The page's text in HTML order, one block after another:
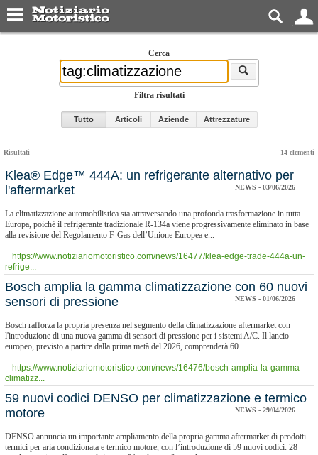
Cerca
Filtra risultati
Tutto Articoli Aziende Attrezzature
Risultati 14 elementi
​Klea® Edge™ 444A: un refrigerante alternativo per
l'aftermarket
NEWS - 03/06/2026
La climatizzazione automobilistica sta attraversando una profonda trasformazione in tutta
Europa, poiché il refrigerante tradizionale R-134a viene progressivamente eliminato in base
alla revisione del Regolamento F-Gas dell’Unione Europea e...
https://www.notiziariomotoristico.com/news/16477/klea-edge-trade-444a-un-
refrige...
Bosch amplia la gamma climatizzazione con 60 nuovi
sensori di pressione
NEWS - 01/06/2026
Bosch rafforza la propria presenza nel segmento della climatizzazione aftermarket con
l'introduzione di una nuova gamma di sensori di pressione per i sistemi A/C. Il lancio
europeo, previsto a partire dalla prima metà del 2026, comprenderà 60...
https://www.notiziariomotoristico.com/news/16476/bosch-amplia-la-gamma-
climatizz...
​59 nuovi codici DENSO per climatizzazione e termico
motore
NEWS - 29/04/2026
DENSO annuncia un importante ampliamento della propria gamma aftermarket di prodotti
termici per aria condizionata e termico motore, con l’introduzione di 59 nuovi codici: 28